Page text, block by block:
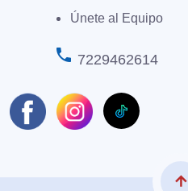
Únete al Equipo
phone 7229462614
arrow_upward